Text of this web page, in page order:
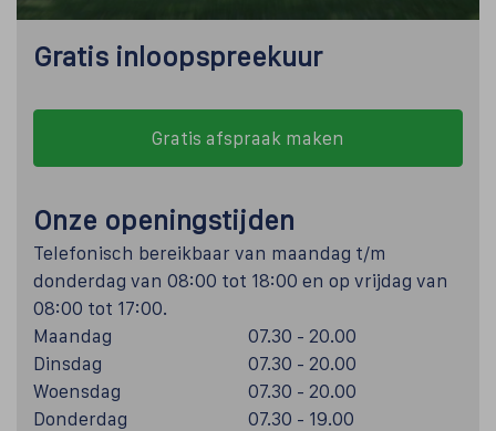
Gratis inloopspreekuur
Gratis afspraak maken
Onze openingstijden
Telefonisch bereikbaar van maandag t/m
donderdag van 08:00 tot 18:00 en op vrijdag van
08:00 tot 17:00.
Maandag
07.30 - 20.00
Dinsdag
07.30 - 20.00
Woensdag
07.30 - 20.00
Donderdag
07.30 - 19.00